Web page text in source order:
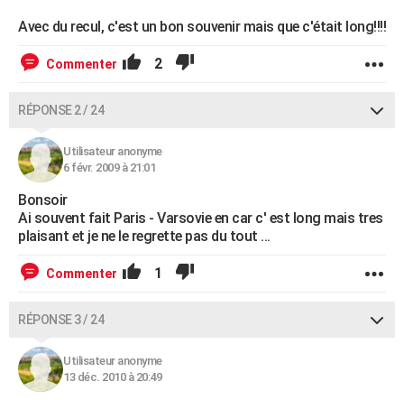
Avec du recul, c'est un bon souvenir mais que c'était long!!!!
Commenter 2
RÉPONSE 2 / 24
Utilisateur anonyme
6 févr. 2009 à 21:01
Bonsoir
Ai souvent fait Paris - Varsovie en car c' est long mais tres
plaisant et je ne le regrette pas du tout ...
Commenter 1
RÉPONSE 3 / 24
Utilisateur anonyme
13 déc. 2010 à 20:49